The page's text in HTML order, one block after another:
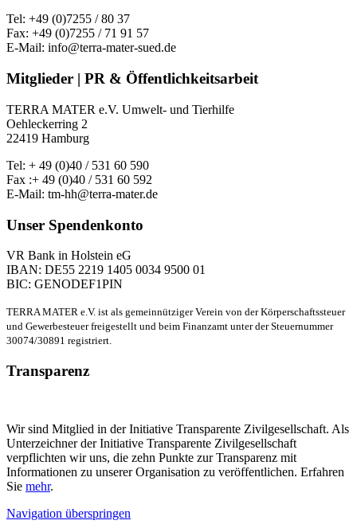
Tel: +49 (0)7255 / 80 37
Fax: +49 (0)7255 / 71 91 57
E-Mail: info@terra-mater-sued.de
Mitglieder | PR & Öffentlichkeitsarbeit
TERRA MATER e.V. Umwelt- und Tierhilfe
Oehleckerring 2
22419 Hamburg
Tel: + 49 (0)40 / 531 60 590
Fax :+ 49 (0)40 / 531 60 592
E-Mail: tm-hh@terra-mater.de
Unser Spendenkonto
VR Bank in Holstein eG
IBAN: DE55 2219 1405 0034 9500 01
BIC: GENODEF1PIN
TERRA MATER e.V. ist als gemeinnütziger Verein von der Körperschaftssteuer
und Gewerbesteuer freigestellt und beim Finanzamt unter der Steuernummer
30074/30891 registriert.
Transparenz
Wir sind Mitglied in der Initiative Transparente Zivilgesellschaft. Als
Unterzeichner der Initiative Transparente Zivilgesellschaft
verpflichten wir uns, die zehn Punkte zur Transparenz mit
Informationen zu unserer Organisation zu veröffentlichen. Erfahren
Sie mehr.
Navigation überspringen